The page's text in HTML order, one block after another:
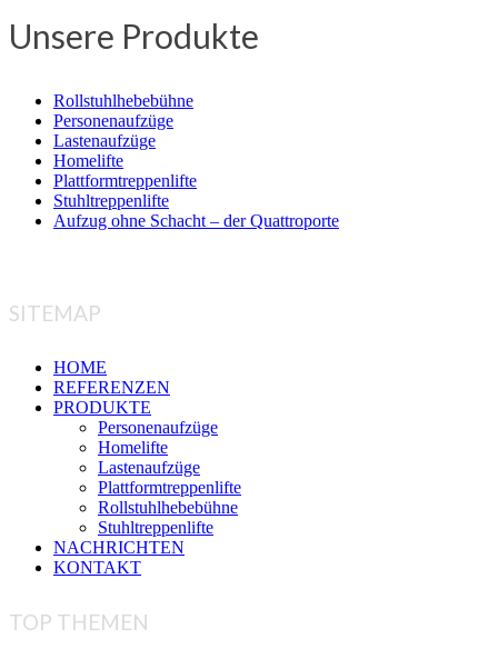
Unsere Produkte
Rollstuhlhebebühne
Personenaufzüge
Lastenaufzüge
Homelifte
Plattformtreppenlifte
Stuhltreppenlifte
Aufzug ohne Schacht – der Quattroporte
SITEMAP
HOME
REFERENZEN
PRODUKTE
Personenaufzüge
Homelifte
Lastenaufzüge
Plattformtreppenlifte
Rollstuhlhebebühne
Stuhltreppenlifte
NACHRICHTEN
KONTAKT
TOP THEMEN